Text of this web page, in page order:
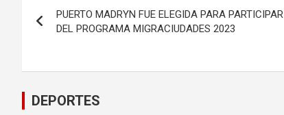
de
PUERTO MADRYN FUE ELEGIDA PARA PARTICIPAR
DEL PROGRAMA MIGRACIUDADES 2023
DEPORTES